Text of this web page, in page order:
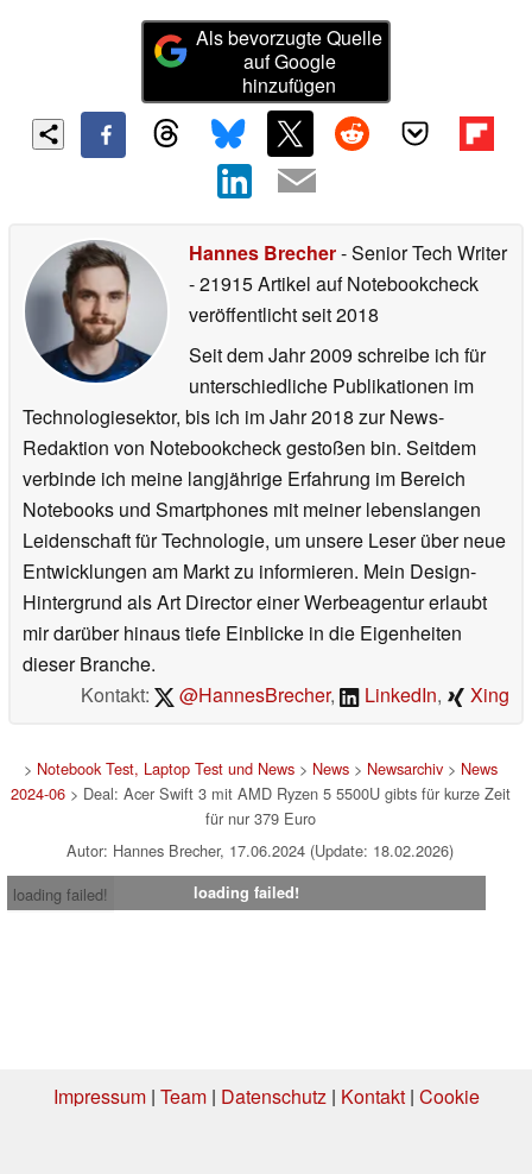
Als bevorzugte Quelle
auf Google
hinzufügen
Hannes Brecher- Senior Tech Writer
- 21915 Artikel auf Notebookcheck
veröffentlichtseit 2018
Seit dem Jahr 2009 schreibe ich für
unterschiedliche Publikationen im
Technologiesektor, bis ich im Jahr 2018 zur News-
Redaktion von Notebookcheck gestoßen bin. Seitdem
verbinde ich meine langjährige Erfahrung im Bereich
Notebooks und Smartphones mit meiner lebenslangen
Leidenschaft für Technologie, um unsere Leser über neue
Entwicklungen am Markt zu informieren. Mein Design-
Hintergrund als Art Director einer Werbeagentur erlaubt
mir darüber hinaus tiefe Einblicke in die Eigenheiten
dieser Branche.
Kontakt:
@HannesBrecher, LinkedIn, Xing
> Notebook Test, Laptop Test und News> News> Newsarchiv> News
2024-06> Deal: Acer Swift 3 mit AMD Ryzen 5 5500U gibts für kurze Zeit
für nur 379 Euro
Autor: Hannes Brecher, 17.06.2024 (Update: 18.02.2026)
loading failed!
loading failed!
Impressum| Team| Datenschutz| Kontakt| Cookie